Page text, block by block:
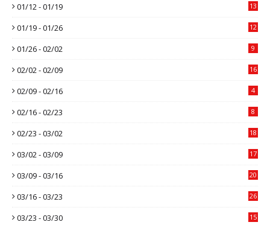
01/12 - 01/19 13
01/19 - 01/26 12
01/26 - 02/02 9
02/02 - 02/09 16
02/09 - 02/16 4
02/16 - 02/23 8
02/23 - 03/02 18
03/02 - 03/09 17
03/09 - 03/16 20
03/16 - 03/23 26
03/23 - 03/30 15